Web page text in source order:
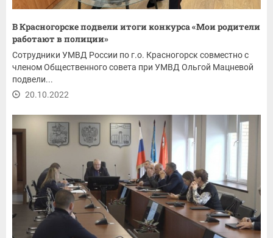
В Красногорске подвели итоги конкурса «Мои родители
работают в полиции»
Сотрудники УМВД России по г.о. Красногорск совместно с
членом Общественного совета при УМВД Ольгой Мацневой
подвели...
20.10.2022